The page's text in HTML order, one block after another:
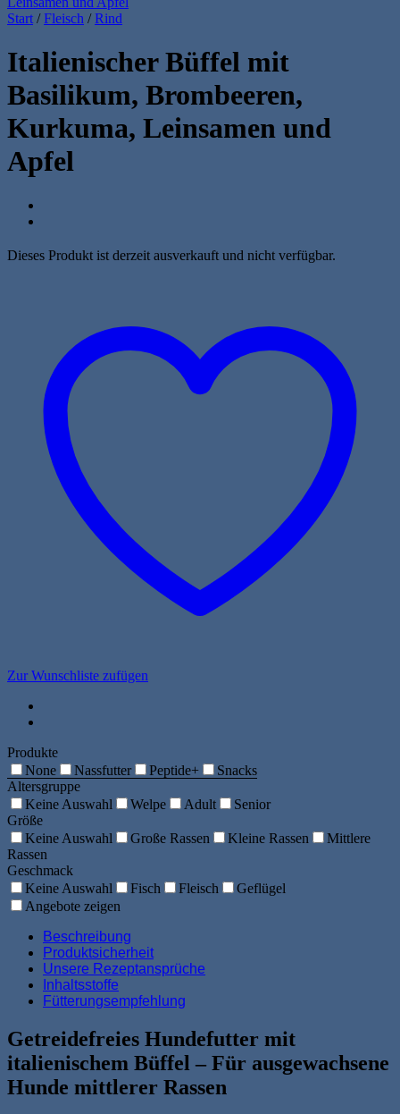
Start / Fleisch / Rind
Italienischer Büffel mit
Basilikum, Brombeeren,
Kurkuma, Leinsamen und
Apfel
Dieses Produkt ist derzeit ausverkauft und nicht verfügbar.
Zur Wunschliste zufügen
Produkte
None
Nassfutter Peptide+
Snacks
Altersgruppe
Keine Auswahl
Welpe Adult
Senior
Größe
Keine Auswahl
Große Rassen Kleine Rassen
Mittlere
Rassen
Geschmack
Keine Auswahl
Fisch Fleisch
Geflügel
Angebote zeigen
Beschreibung
Produktsicherheit
Unsere Rezeptansprüche
Inhaltsstoffe
Fütterungsempfehlung
Getreidefreies Hundefutter mit
italienischem Büffel – Für ausgewachsene
Hunde mittlerer Rassen